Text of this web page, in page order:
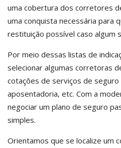
uma cobertura dos corretores
uma conquista necessária para
restituição possível caso algum
Por meio dessas listas de
selecionar algumas corretoras
cotações de serviços de seguro
aposentadoria, etc. Com a
negociar um plano de seguro
simples.
Orientamos que se localize um